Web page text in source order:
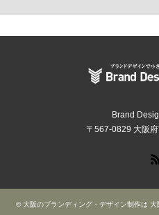
Brand
〒567-0829 大阪
© 大阪のブランディング・デザイン制作は 大